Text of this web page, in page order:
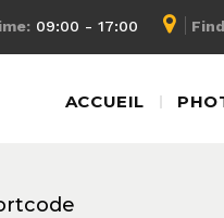
09:00 - 17:00
ACCUEIL